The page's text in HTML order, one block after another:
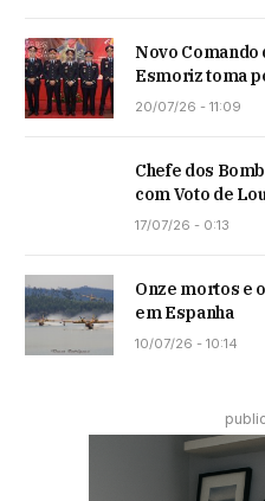
Novo Comando
Esmoriz toma
20/07/26 - 11:09
Chefe dos
com Voto de
17/07/26 - 0:13
Onze mortos e
em Espanha
10/07/26 - 10:14